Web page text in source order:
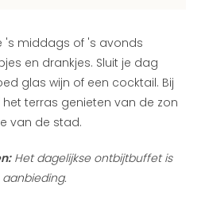
's middags of 's avonds
en drankjes. Sluit je dag
glas wijn of een cocktail. Bij
terras genieten van de zon
van de stad.
Het dagelijkse ontbijtbuffet is